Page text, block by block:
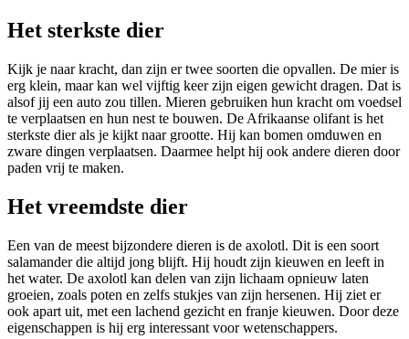
Het sterkste dier
Kijk je naar kracht, dan zijn er twee soorten die opvallen. De mier is
erg klein, maar kan wel vijftig keer zijn eigen gewicht dragen. Dat is
alsof jij een auto zou tillen. Mieren gebruiken hun kracht om voedsel
te verplaatsen en hun nest te bouwen. De Afrikaanse olifant is het
sterkste dier als je kijkt naar grootte. Hij kan bomen omduwen en
zware dingen verplaatsen. Daarmee helpt hij ook andere dieren door
paden vrij te maken.
Het vreemdste dier
Een van de meest bijzondere dieren is de axolotl. Dit is een soort
salamander die altijd jong blijft. Hij houdt zijn kieuwen en leeft in
het water. De axolotl kan delen van zijn lichaam opnieuw laten
groeien, zoals poten en zelfs stukjes van zijn hersenen. Hij ziet er
ook apart uit, met een lachend gezicht en franje kieuwen. Door deze
eigenschappen is hij erg interessant voor wetenschappers.